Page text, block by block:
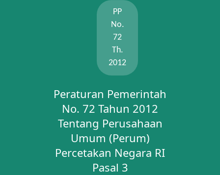
PP
No.
72
Th.
2012
Peraturan Pemerintah
No. 72 Tahun 2012
Tentang Perusahaan
Umum (Perum)
Percetakan Negara RI
Pasal 3